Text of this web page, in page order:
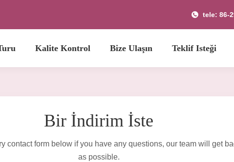
tele: 86-
Kalite Kontrol Bize Ulaşın Teklif Isteği
Bir İndirim İste
contact form below if you have any questions, our team will get
as possible.